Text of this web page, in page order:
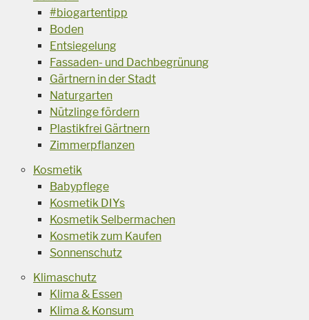
#biogartentipp
Boden
Entsiegelung
Fassaden- und Dachbegrünung
Gärtnern in der Stadt
Naturgarten
Nützlinge fördern
Plastikfrei Gärtnern
Zimmerpflanzen
Kosmetik
Babypflege
Kosmetik DIYs
Kosmetik Selbermachen
Kosmetik zum Kaufen
Sonnenschutz
Klimaschutz
Klima & Essen
Klima & Konsum